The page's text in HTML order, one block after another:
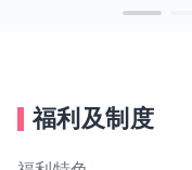
福利及制度